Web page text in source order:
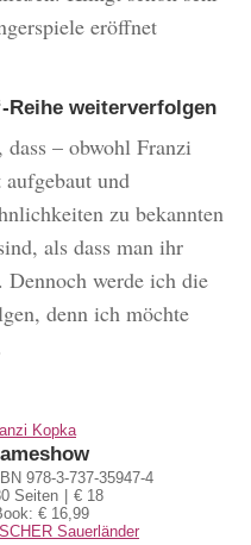
eröffnet
Reihe weiterverfolgen
– obwohl Franzi
aufgebaut und
zu bekannten
als dass man ihr
Dennoch werde ich die
denn ich möchte
Kopka
978-3-737-35947-4
Seiten
€ 18
€ 16,99
Sauerländer